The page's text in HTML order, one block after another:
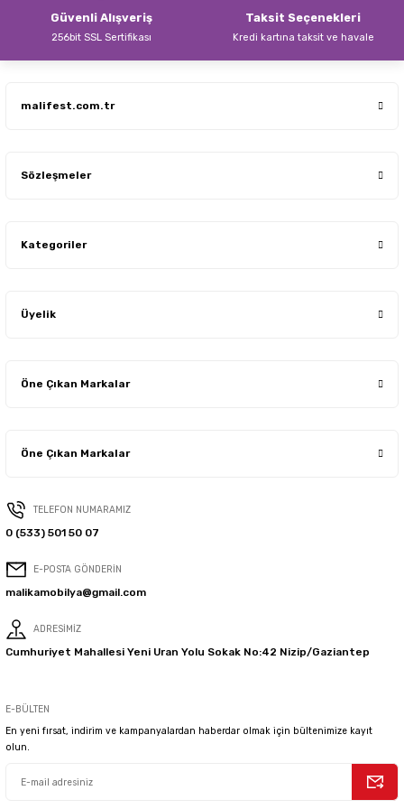
Güvenli Alışveriş
256bit SSL Sertifikası
Taksit Seçenekleri
Kredi kartına taksit ve havale
malifest.com.tr
Sözleşmeler
Kategoriler
Üyelik
Öne Çıkan Markalar
Öne Çıkan Markalar
TELEFON NUMARAMIZ
0 (533) 501 50 07
E-POSTA GÖNDERİN
malikamobilya@gmail.com
ADRESİMİZ
Cumhuriyet Mahallesi Yeni Uran Yolu Sokak No:42 Nizip/Gaziantep
E-BÜLTEN
En yeni fırsat, indirim ve kampanyalardan haberdar olmak için bültenimize kayıt
olun.